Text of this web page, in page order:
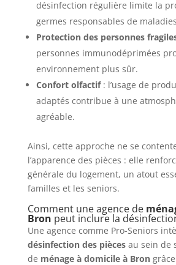
désinfection régulière limite la
germes responsables de
Protection des personnes
personnes immunodéprimées
environnement plus sûr.
Confort olfactif: l’usage de
adaptés contribue à une
agréable.
Ainsi, cette approche ne se
l’apparence des pièces : elle
générale du logement, un atout
familles et les seniors.
Comment une agence de
Bron peut inclure la
Une agence comme Pro-Seniors
désinfection des piècesau sein de
de ménage à domicile à Bron